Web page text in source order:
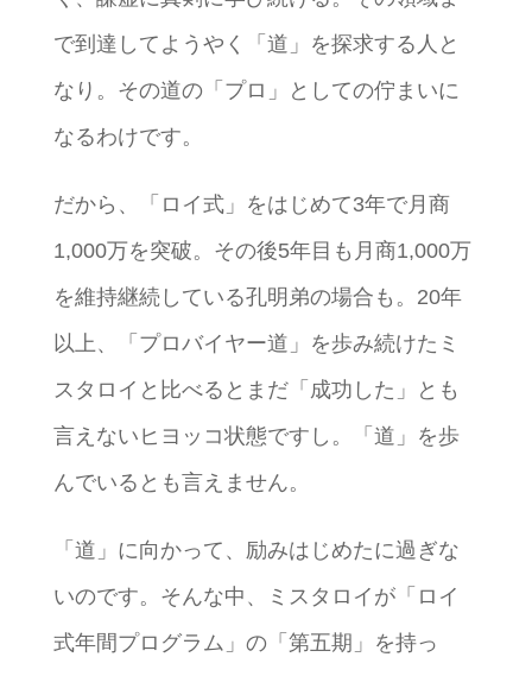
で到達してようやく「道」を探求する人と
なり。その道の「プロ」としての佇まいに
なるわけです。
だから、「ロイ式」をはじめて3年で月商
1,000万を突破。その後5年目も月商1,000万
を維持継続している孔明弟の場合も。20年
以上、「プロバイヤー道」を歩み続けたミ
スタロイと比べるとまだ「成功した」とも
言えないヒヨッコ状態ですし。「道」を歩
んでいるとも言えません。
「道」に向かって、励みはじめたに過ぎな
いのです。そんな中、ミスタロイが「ロイ
式年間プログラム」の「第五期」を持っ